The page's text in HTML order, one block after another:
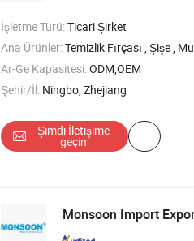
İşletme Türü:Ticari Şirket
Ana Ürünler:Temizlik Fırçası , Şişe , Mutfak Eşyası , Depolama Kutusu , Fitness
Ar-Ge Kapasitesi:ODM,OEM
Şehir/İl: Ningbo, Zhejiang
Şimdi İletişime
geçin
Monsoon Import